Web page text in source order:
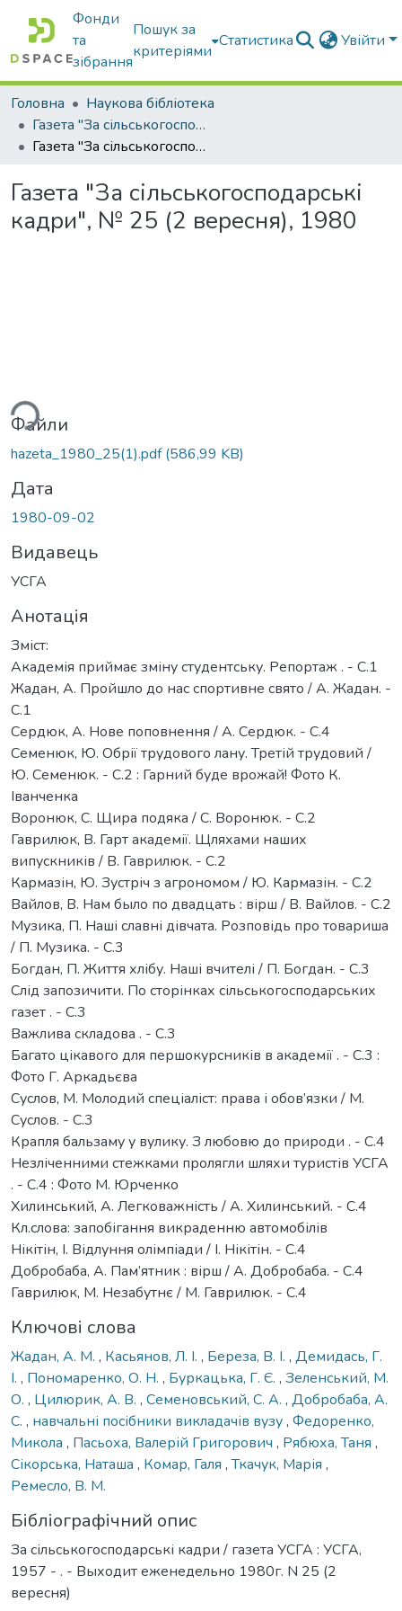
Фонди
та
зібрання
Пошук за
критеріями
Статистика Увійти
Головна
Наукова бібліотека
Газета "За сільськогосподарські кадри"
Газета "За сільськогосподарські кадри", № 25 (2 вересня), 1980
Газета "За сільськогосподарські
кадри", № 25 (2 вересня), 1980
Файли
hazeta_1980_25(1).pdf(586,99 KB)
Дата
1980-09-02
Видавець
УСГА
Анотація
Зміст:
Академія приймає зміну студентську. Репортаж . - С.1
Жадан, А. Пройшло до нас спортивне свято / А. Жадан. -
С.1
Сердюк, А. Нове поповнення / А. Сердюк. - С.4
Семенюк, Ю. Обрії трудового лану. Третій трудовий /
Ю. Семенюк. - С.2 : Гарний буде врожай! Фото К.
Іванченка
Воронюк, С. Щира подяка / С. Воронюк. - С.2
Гаврилюк, В. Гарт академії. Щляхами наших
випускників / В. Гаврилюк. - С.2
Кармазін, Ю. Зустріч з агрономом / Ю. Кармазін. - С.2
Вайлов, В. Нам было по двадцать : вірш / В. Вайлов. - С.2
Музика, П. Наші славні дівчата. Розповідь про товариша
/ П. Музика. - С.3
Богдан, П. Життя хлібу. Наші вчителі / П. Богдан. - С.3
Слід запозичити. По сторінках сільськогосподарських
газет . - С.3
Важлива складова . - С.3
Багато цікавого для першокурсників в академії . - С.3 :
Фото Г. Аркадьєва
Суслов, М. Молодий спеціаліст: права і обов’язки / М.
Суслов. - С.3
Крапля бальзаму у вулику. З любовю до природи . - С.4
Незліченними стежками пролягли шляхи туристів УСГА
. - С.4 : Фото М. Юрченко
Хилинський, А. Легковажність / А. Хилинський. - С.4
Кл.слова: запобігання викраденню автомобілів
Нікітін, І. Відлуння олімпіади / І. Нікітін. - С.4
Добробаба, А. Пам’ятник : вірш / А. Добробаба. - С.4
Гаврилюк, М. Незабутнє / М. Гаврилюк. - С.4
Ключові слова
Жадан, А. М. , Касьянов, Л. І. , Береза, В. І. , Демидась, Г.
І. , Пономаренко, О. Н. , Буркацька, Г. Є. , Зеленський, М.
О. , Цилюрик, А. В. , Семеновський, С. А. , Добробаба, А.
С. , навчальні посібники викладачів вузу, Федоренко,
Микола , Пасьоха, Валерій Григорович , Рябюха, Таня ,
Сікорська, Наташа , Комар, Галя ,Ткачук, Марія ,
Ремесло, В. М.
Бібліографічний опис
За сільськогосподарські кадри / газета УСГА : УСГА,
1957 - . - Выходит еженедельно 1980г. N 25 (2
вересня)